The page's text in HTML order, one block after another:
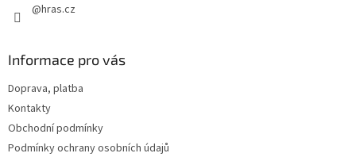
@hras.cz
Informace pro vás
Doprava, platba
Kontakty
Obchodní podmínky
Podmínky ochrany osobních údajů